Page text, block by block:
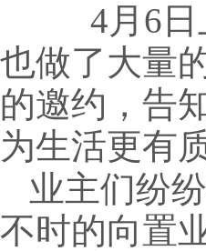
4月6
也做了大量
的邀约，告
为生活更有
业主们纷
不时的向置